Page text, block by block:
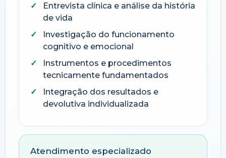
Entrevista clínica e análise da história
de vida
Investigação do funcionamento
cognitivo e emocional
Instrumentos e procedimentos
tecnicamente fundamentados
Integração dos resultados e
devolutiva individualizada
Atendimento especializado